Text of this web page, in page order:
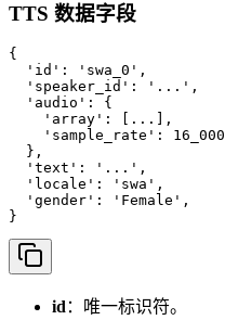
TTS 数据字段
{
  'id': 'swa_0',
  'speaker_id': '...',
  'audio': {
    'array': [...],
    'sample_rate': 16_000
  },
  'text': '...',
  'locale': 'swa',
  'gender': 'Female',
}
id ：唯一标识符。